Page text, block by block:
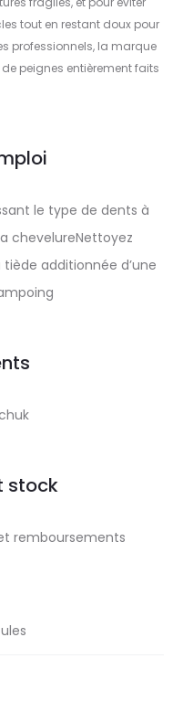
tout en restant doux pour
professionnels, la marque
peignes entièrement faits
le type de dents à
chevelureNettoyez
additionnée d’une
stock
remboursements